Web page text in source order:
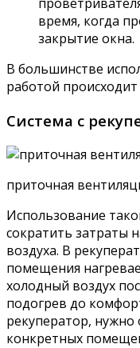
время, когда
закрытие окна.
В большинстве
работой
Система с
приточная
Использование
сократить затраты
воздуха. В
помещения
холодный воздух
подогрев до
рекуператор, нужно
конкретных